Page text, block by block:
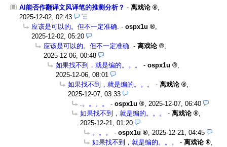
AI能否作翻译文风译笔的推测分析？ - 离戏论
,
2025-12-02, 02:43
应该是可以的。但不一定准确. - ospx1u
,
2025-12-02, 05:20
应该是可以的。但不一定准确. - 离戏论
,
2025-12-06, 00:48
如果找不到，就是编的。。。
- ospx1u
,
2025-12-06, 08:01
如果找不到，就是编的。。。
- 离戏论
,
2025-12-07, 03:33
.。。。。
- ospx1u , 2025-12-07, 06:40
如果找不到，就是编的。。。
- 离戏论
,
2025-12-21, 01:20
。。。
- ospx1u , 2025-12-21, 04:45
如果找不到，就是编的。。。
- 离戏论
,